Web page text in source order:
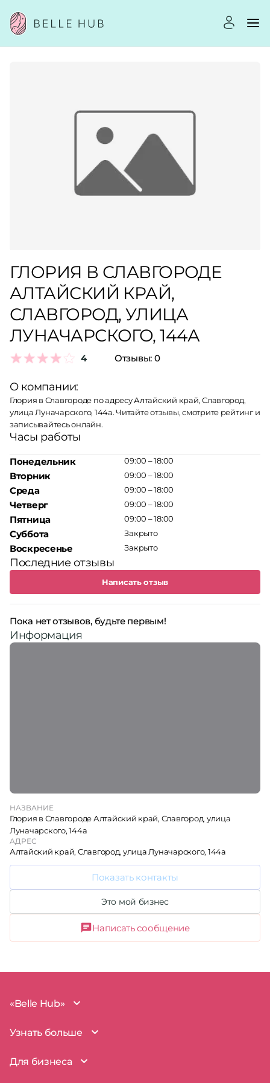
ГЛОРИЯ В СЛАВГОРОДЕ
АЛТАЙСКИЙ КРАЙ,
СЛАВГОРОД, УЛИЦА
ЛУНАЧАРСКОГО, 144А
4 Отзывы: 0
О компании:
Глория в Славгороде по адресу Алтайский край, Славгород,
улица Луначарского, 144а. Читайте отзывы, смотрите рейтинг и
записывайтесь онлайн.
Часы работы
Понедельник
Вторник
Среда
Четверг
Пятница
Суббота
Воскресенье
09:00 – 18:00
09:00 – 18:00
09:00 – 18:00
09:00 – 18:00
09:00 – 18:00
Закрыто
Закрыто
Последние отзывы
Написать отзыв
Пока нет отзывов, будьте первым!
Информация
НАЗВАНИЕ
Глория в Славгороде Алтайский край, Славгород, улица
Луначарского, 144а
АДРЕС
Алтайский край, Славгород, улица Луначарского, 144а
Показать контакты
Это мой бизнес
Написать сообщение
«Belle Hub»
О проекте
Наша команда
Узнать больше
BelleHub для вас
Для бизнеса